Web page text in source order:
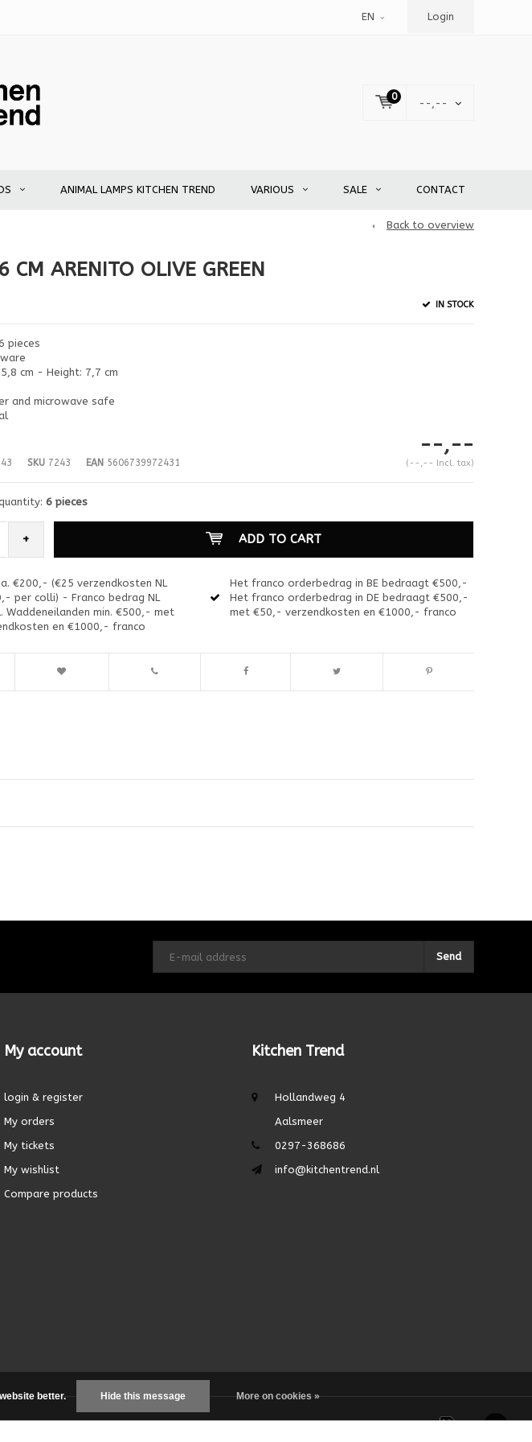
EN Login
0
--,--
ANIMAL LAMPS KITCHEN TREND VARIOUS SALE CONTACT
Back to overview
CM ARENITO OLIVE GREEN
IN STOCK
pieces
cm - Height: 7,7 cm
and microwave safe
SKU7243 EAN5606739972431
--,--
(--,-- Incl. tax)
6 pieces
+ ADD TO CART
€200,- (€25 verzendkosten NL
per colli) - Franco bedrag NL
Waddeneilanden min. €500,- met
en €1000,- franco
Het franco orderbedrag in BE bedraagt €500,-
Het franco orderbedrag in DE bedraagt €500,-
met €50,- verzendkosten en €1000,- franco
Send
My account
login & register
My orders
My tickets
My wishlist
Compare products
Kitchen Trend
Hollandweg 4
Aalsmeer
0297-368686
info@kitchentrend.nl
better. Hide this message More on cookies »